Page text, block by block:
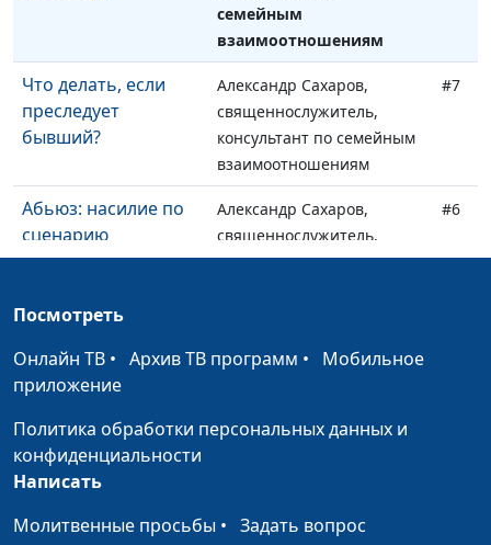
семейным
взаимоотношениям
Что делать, если
преследует
бывший?
Александр Сахаров,
священнослужитель,
консультант по семейным
взаимоотношениям
#7
Абьюз: насилие по
сценарию
Александр Сахаров,
священнослужитель,
консультант по семейным
#6
3 этапа отношений
с абьюзером
священнослужитель,
Как уйти от
абьюзера
взаимоотношениям
Посмотреть
Онлайн ТВ • Архив ТВ программ • Мобильное
приложение
Политика обработки персональных данных и
конфиденциальности
Написать
Молитвенные просьбы • Задать вопрос